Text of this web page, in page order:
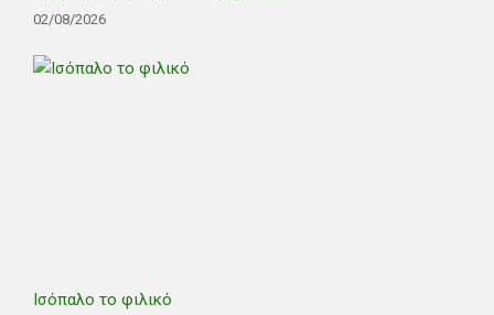
02/08/2026
Ισόπαλο το φιλικό